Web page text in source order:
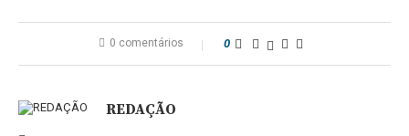
0 comentários 0
REDAÇÃO